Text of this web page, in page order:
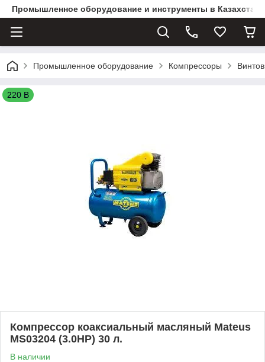
Промышленное оборудование и инструменты в
Промышленное оборудование Компрессоры
220 В
Компрессор коаксиальный масляный Mateus
MS03204 (3.0HP) 30 л.
В наличии